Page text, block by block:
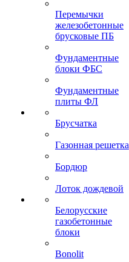
Перемычки
железобетонные
брусковые ПБ
Фундаментные
блоки ФБС
Фундаментные
плиты ФЛ
Брусчатка
Газонная решетка
Бордюр
Лоток дождевой
Белорусские
газобетонные
блоки
Bonolit